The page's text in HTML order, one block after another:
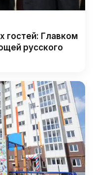
гостей: Главком
русского